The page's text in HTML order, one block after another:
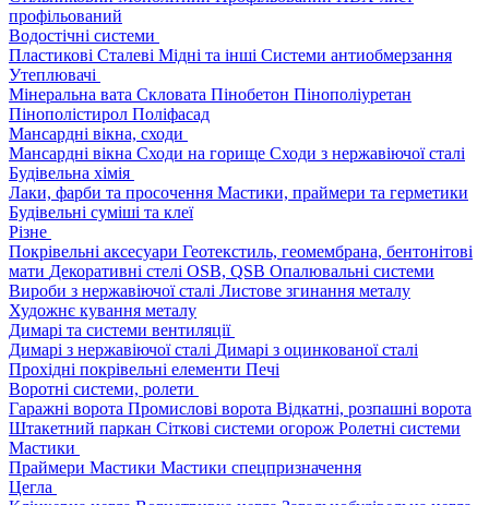
профільований
Водостічні системи
Пластикові Сталеві Мідні та інші Системи антиобмерзання
Утеплювачі
Мінеральна вата Скловата Пінобетон Пінополіуретан
Пінополістирол Поліфасад
Мансардні вікна, сходи
Мансардні вікна Сходи на горище Сходи з нержавіючої сталі
Будівельна хімія
Лаки, фарби та просочення Мастики, праймери та герметики
Будівельні суміші та клеї
Різне
Покрівельні аксесуари Геотекстиль, геомембрана, бентонітові
мати Декоративні стелі OSB, QSB Опалювальні системи
Вироби з нержавіючої сталі Листове згинання металу
Художнє кування металу
Димарі та системи вентиляції
Димарі з нержавіючої сталі Димарі з оцинкованої сталі
Прохідні покрівельні елементи Печі
Воротні системи, ролети
Гаражні ворота Промислові ворота Відкатні, розпашні ворота
Штакетний паркан Сіткові системи огорож Ролетні системи
Мастики
Праймери Мастики Мастики спецпризначення
Цегла